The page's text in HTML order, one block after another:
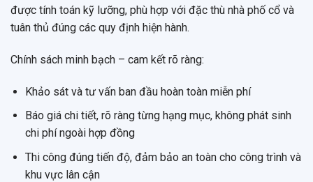
được tính toán kỹ lưỡng, phù hợp với đặc thù nhà phố cổ và
tuân thủ đúng các quy định hiện hành.
Chính sách minh bạch – cam kết rõ ràng:
Khảo sát và tư vấn ban đầu hoàn toàn miễn phí
Báo giá chi tiết, rõ ràng từng hạng mục, không phát sinh
chi phí ngoài hợp đồng
Thi công đúng tiến độ, đảm bảo an toàn cho công trình và
khu vực lân cận